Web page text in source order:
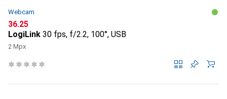
Webcam
CHF
36.25
LogiLink 30 fps, f/2.2, 100°, USB
2 Mpx